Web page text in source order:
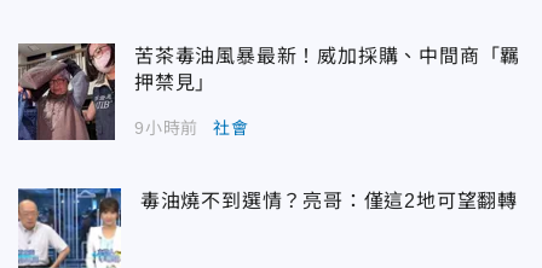
苦茶毒油風暴最新！威加採購、中間商「羈
押禁見」
9小時前 社會
毒油燒不到選情？亮哥：僅這2地可望翻轉